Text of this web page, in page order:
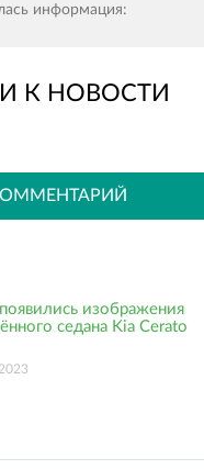
Одноклассниках
информация:
К НОВОСТИ
изображения
седана Kia Cerato